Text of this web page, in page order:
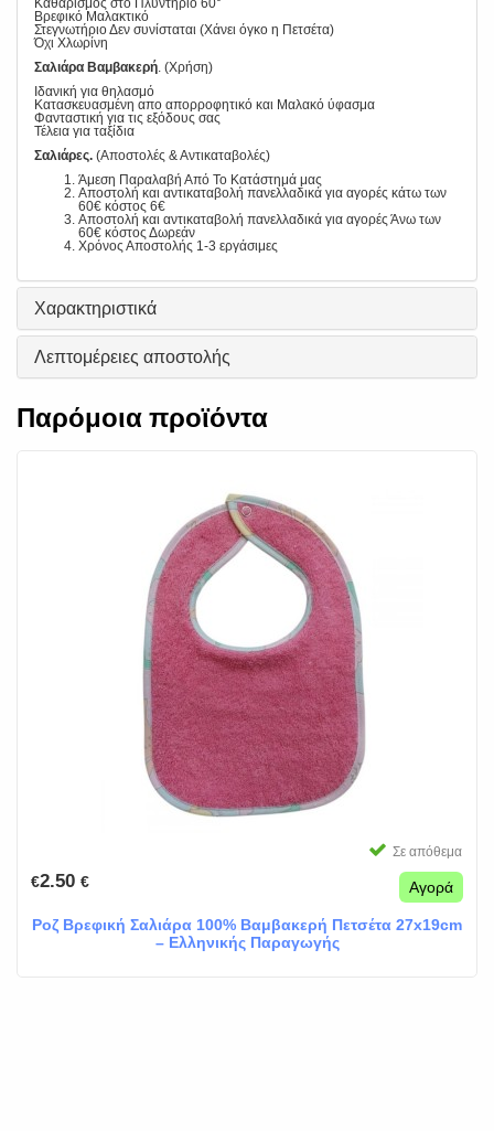
Καθαρισμός στο Πλυντήριο 60°
Βρεφικό Μαλακτικό
Στεγνωτήριο Δεν συνίσταται (Χάνει όγκο η Πετσέτα)
Όχι Χλωρίνη
Σαλιάρα Βαμβακερή. (Χρήση)
Ιδανική για θηλασμό
Κατασκευασμένη απο απορροφητικό και Μαλακό ύφασμα
Φανταστική για τις εξόδους σας
Τέλεια για ταξίδια
Σαλιάρες. (Αποστολές & Αντικαταβολές)
Άμεση Παραλαβή Από Το Κατάστημά μας
Αποστολή και αντικαταβολή πανελλαδικά για αγορές κάτω των
60€ κόστος 6€
Αποστολή και αντικαταβολή πανελλαδικά για αγορές Άνω των
60€ κόστος Δωρεάν
Χρόνος Αποστολής 1-3 εργάσιμες
Χαρακτηριστικά
Λεπτομέρειες αποστολής
Παρόμοια προϊόντα
Σε απόθεμα
€2.50 € Αγορά
Ροζ Βρεφική Σαλιάρα 100% Βαμβακερή Πετσέτα 27x19cm
– Ελληνικής Παραγωγής